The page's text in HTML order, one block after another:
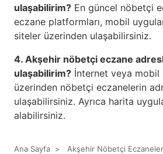
ulaşabilirim? En güncel nöbetçi
eczane platformları, mobil
siteler üzerinden ulaşabilirsiniz.
4. Akşehir nöbetçi eczane
ulaşabilirim? İnternet veya mobil
üzerinden nöbetçi eczanelerin
ulaşabilirsiniz. Ayrıca harita
alabilirsiniz.
Ana Sayfa > Akşehir Nöbetçi